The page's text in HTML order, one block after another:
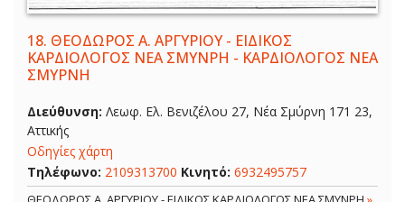
18. ΘΕΟΔΩΡΟΣ Α. ΑΡΓΥΡΙΟΥ - ΕΙΔΙΚΟΣ
ΚΑΡΔΙΟΛΟΓΟΣ ΝΕΑ ΣΜΥΝΡΗ - ΚΑΡΔΙΟΛΟΓΟΣ ΝΕΑ
ΣΜΥΡΝΗ
Διεύθυνση: Λεωφ. Ελ. Βενιζέλου 27, Νέα Σμύρνη 171 23,
Αττικής
Οδηγίες χάρτη
Τηλέφωνο: 2109313700 Κινητό: 6932495757